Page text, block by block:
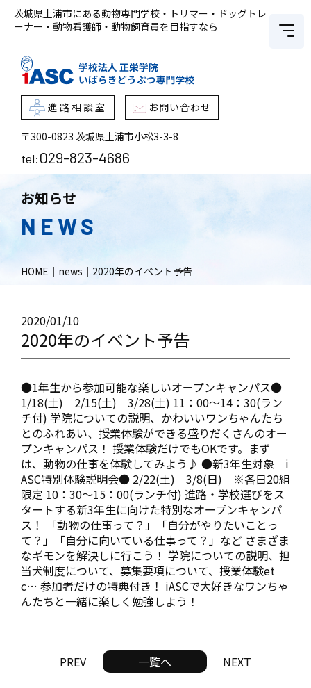
茨城県土浦市にある動物専門学校・トリマー・ドッグトレ
ーナー・動物看護師・動物飼育員を目指すなら
進路相談室 お問い合わせ
〒300-0823 茨城県土浦市小松3-3-8
tel:029-823-4686
お知らせ
NEWS
HOME ｜ news ｜ 2020年のイベント予告
2020/01/10
2020年のイベント予告
●1年生から参加可能な楽しいオープンキャンパス●
1/18(土) 2/15(土) 3/28(土) 11：00～14：30(ラン
チ付) 学院についての説明、かわいいワンちゃんたち
とのふれあい、授業体験ができる盛りだくさんのオー
プンキャンパス！ 授業体験だけでもOKです。まず
は、動物の仕事を体験してみよう♪ ●新3年生対象 i
ASC特別体験説明会● 2/22(土) 3/8(日) ※各日20組
限定 10：30～15：00(ランチ付) 進路・学校選びをス
タートする新3年生に向けた特別なオープンキャンパ
ス！ 「動物の仕事って？」「自分がやりたいことっ
て？」「自分に向いている仕事って？」など さまざま
なギモンを解決しに行こう！ 学院についての説明、担
当犬制度について、募集要項について、授業体験et
c… 参加者だけの特典付き！ iASCで大好きなワンちゃ
んたちと一緒に楽しく勉強しよう！
PREV 一覧へ NEXT